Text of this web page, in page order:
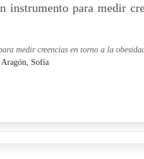
instrumento para medir
medir creencias en torno a la
Aragón, Sofía